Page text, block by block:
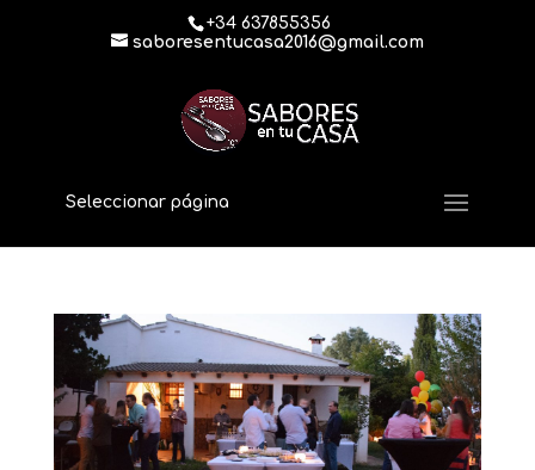
+34 637855356
saboresentucasa2016@gmail.com
Seleccionar página